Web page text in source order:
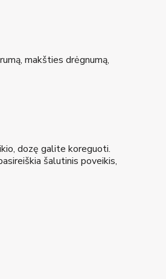
makšties drėgnumą,
dozę galite koreguoti.
šalutinis poveikis,